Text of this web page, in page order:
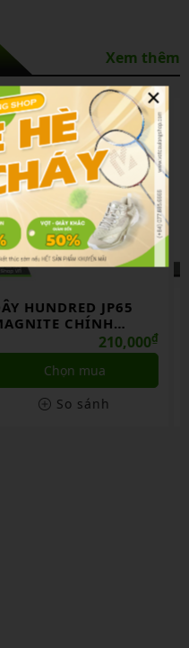
Xem thêm
DÂY FELET ULTRAMAX
TURBO NANO 66 PLUS
170,000
Chọn mua
So sánh
×